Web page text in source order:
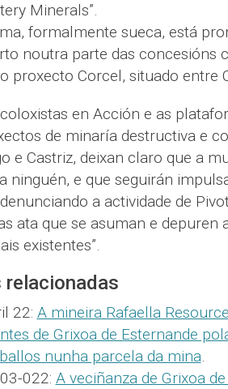
Minerals”.
formalmente sueca, está
noutra parte das concesións
proxecto Corcel, situado entre
en Acción e as
de minaría destructiva e
e Castriz, deixan claro que a
ninguén, e que seguirán
a actividade de
ata que se asuman e depuren
existentes”.
relacionadas
22: A mineira Rafaella
de Grixoa de Esternande
nunha parcela da mina.
022: A veciñanza de Grixoa